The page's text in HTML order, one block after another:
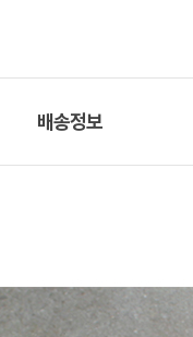
배송정보